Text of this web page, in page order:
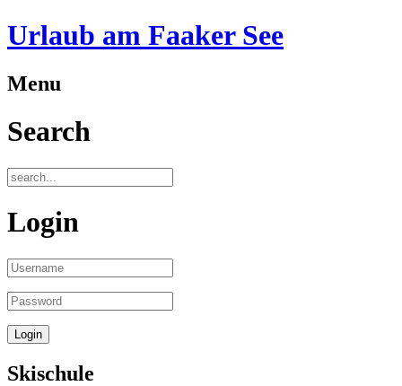
Urlaub am Faaker See
Menu
Search
Login
Skischule